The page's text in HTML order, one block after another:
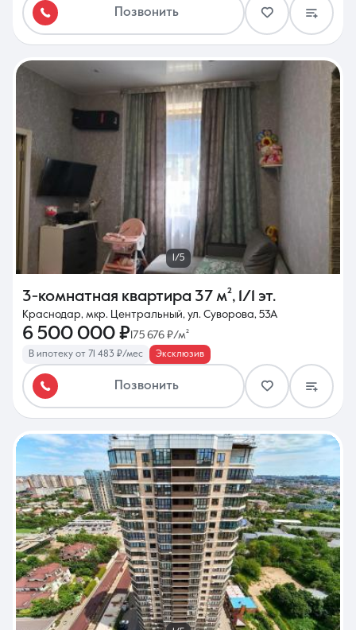
Позвонить
1/5
3-комнатная квартира 37 м², 1/1 эт.
Краснодар, мкр. Центральный, ул. Суворова, 53А
6 500 000 ₽ 175 676 ₽/м²
В ипотеку от 71 483 ₽/мес Эксклюзив
Позвонить